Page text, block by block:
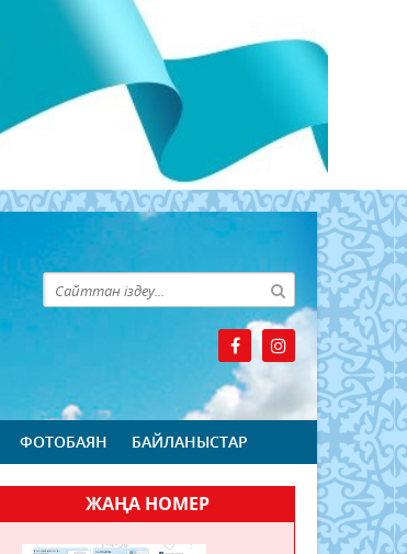
ФОТОБАЯН БАЙЛАНЫСТАР
ЖАҢА НОМЕР